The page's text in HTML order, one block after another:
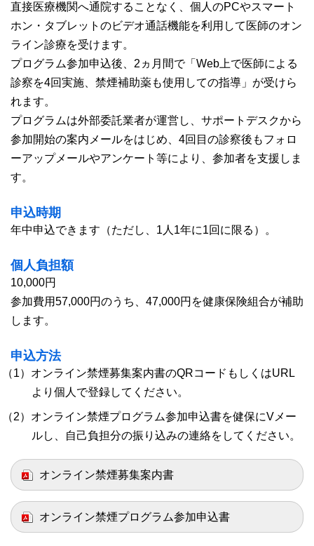
直接医療機関へ通院することなく、個人のPCやスマート
ホン・タブレットのビデオ通話機能を利用して医師のオン
ライン診療を受けます。
プログラム参加申込後、2ヵ月間で「Web上で医師による
診察を4回実施、禁煙補助薬も使用しての指導」が受けら
れます。
プログラムは外部委託業者が運営し、サポートデスクから
参加開始の案内メールをはじめ、4回目の診察後もフォロ
ーアップメールやアンケート等により、参加者を支援しま
す。
申込時期
年中申込できます（ただし、1人1年に1回に限る）。
個人負担額
10,000円
参加費用57,000円のうち、47,000円を健康保険組合が補助
します。
申込方法
（1）オンライン禁煙募集案内書のQRコードもしくはURL
より個人で登録してください。
（2）オンライン禁煙プログラム参加申込書を健保にVメー
ルし、自己負担分の振り込みの連絡をしてください。
オンライン禁煙募集案内書
オンライン禁煙プログラム参加申込書